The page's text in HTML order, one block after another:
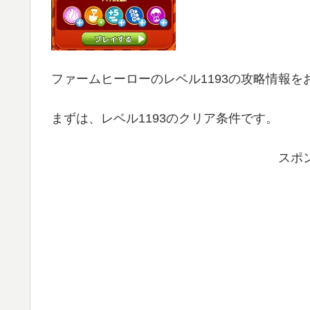
ファームヒーローのレベル1193の攻略情報を
まずは、レベル1193のクリア条件です。
スポ